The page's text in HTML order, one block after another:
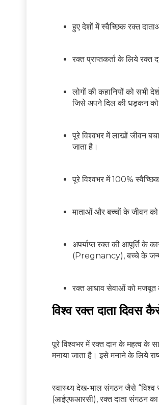
हुए देशों में स्वैच्छिक रक्त
रक्त प्राप्तकर्ता के लिये रक्त
लोगों की कहानियों को सभी
जिसे अपने दिल की धड़कन
पूरे विश्वभर में लाखों जीवन
जाता है।
पूरे विश्वभर में 100%
माताओं और बच्चों के जीवन को
अपर्याप्त रक्त की आपूर्ति के
(Pregnancy), बच्चे के जन्म
रक्त आधाव सेवाओं को मजबूत
विश्व रक्त दाता दिवस
पूरे विश्वभर में रक्त दान के महत्व के
मनाया जाता है। इसे मनाने के लिये
स्वास्थ्य देख-भाल संगठन जैसे
(आईएफआरसी), रक्त दाता संगठन का